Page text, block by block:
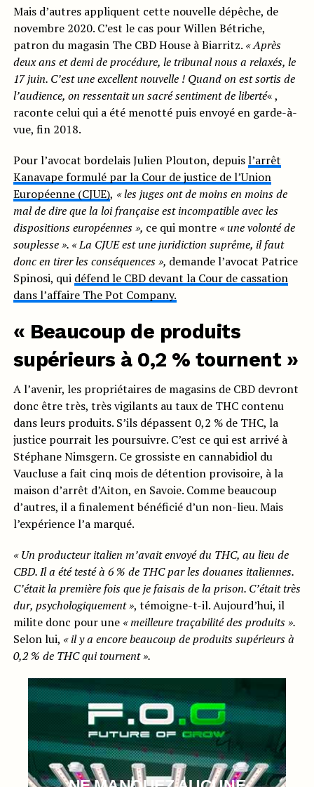
Mais d’autres appliquent cette nouvelle dépêche, de
novembre 2020. C’est le cas pour Willen Bétriche,
patron du magasin The CBD House à Biarritz. « Après
deux ans et demi de procédure, le tribunal nous a relaxés, le
17 juin. C’est une excellent nouvelle ! Quand on est sortis de
l’audience, on ressentait un sacré sentiment de liberté« ,
raconte celui qui a été menotté puis envoyé en garde-à-
vue, fin 2018.
Pour l’avocat bordelais Julien Plouton, depuisl’arrêt
Kanavape formulé par la Cour de justice de l’Union
Européenne (CJUE), « les juges ont de moins en moins de
mal de dire que la loi française est incompatible avec les
dispositions européennes », ce qui montre « une volonté de
souplesse ». « La CJUE est une juridiction suprême, il faut
donc en tirer les conséquences », demande l’avocat Patrice
Spinosi, qui défend le CBD devant la Cour de cassation
dans l’affaire The Pot Company.
« Beaucoup de produits
supérieurs à 0,2 % tournent »
A l’avenir, les propriétaires de magasins de CBD devront
donc être très, très vigilants au taux de THC contenu
dans leurs produits. S’ils dépassent 0,2 % de THC, la
justice pourrait les poursuivre. C’est ce qui est arrivé à
Stéphane Nimsgern. Ce grossiste en cannabidiol du
Vaucluse a fait cinq mois de détention provisoire, à la
maison d’arrêt d’Aiton, en Savoie. Comme beaucoup
d’autres, il a finalement bénéficié d’un non-lieu. Mais
l’expérience l’a marqué.
« Un producteur italien m’avait envoyé du THC, au lieu de
CBD. Il a été testé à 6 % de THC par les douanes italiennes.
C’était la première fois que je faisais de la prison. C’était très
dur, psychologiquement », témoigne-t-il. Aujourd’hui, il
milite donc pour une « meilleuretraçabilité des produits ».
Selon lui, « il y a encore beaucoup de produits supérieurs à
0,2 % de THC qui tournent ».